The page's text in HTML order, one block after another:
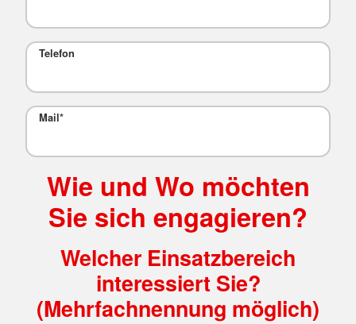
Telefon
Mail*
Wie und Wo möchten
Sie sich engagieren?
Welcher Einsatzbereich
interessiert Sie?
(Mehrfachnennung möglich)